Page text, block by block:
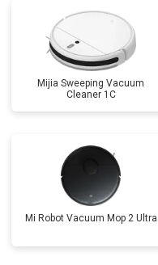
Mijia Sweeping Vacuum
Cleaner 1C
Mi Robot Vacuum Mop 2 Ultra